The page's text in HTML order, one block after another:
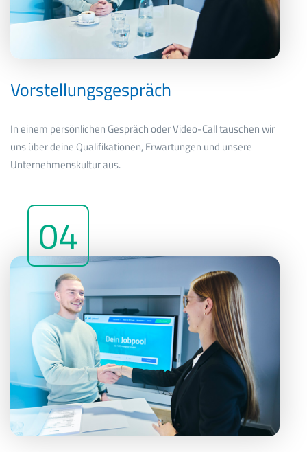
Vorstellungsgespräch
In einem persönlichen Gespräch oder Video-Call tauschen wir
uns über deine Qualifikationen, Erwartungen und unsere
Unternehmenskultur aus.
04